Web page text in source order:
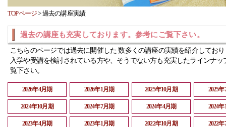
TOPページ>過去の講座実績
過去の講座も充実しております。参考にご覧下さい。
こちらのページでは過去に開催した 数多くの講座の実績を紹介してお
入学や受講を検討されている方や、そうでない方も充実したラインナッ
覧下さい。
2026年4月期 2026年1月期 2025年10月期 2025
2024年10月期 2024年7月期 2024年4月期 2024
2023年4月期 2023年1月期 2022年10月期 2022